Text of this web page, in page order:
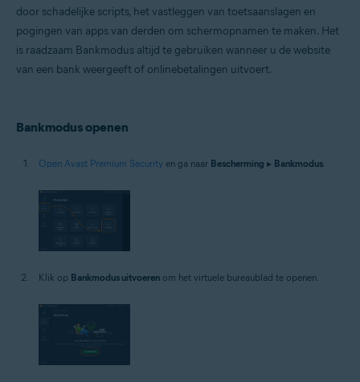
door schadelijke scripts, het vastleggen van toetsaanslagen en
pogingen van apps van derden om schermopnamen te maken. Het
is raadzaam Bankmodus altijd te gebruiken wanneer u de website
van een bank weergeeft of onlinebetalingen uitvoert.
Bankmodus openen
Open Avast Premium Security en ga naar Bescherming ▸ Bankmodus.
Klik op Bankmodus uitvoeren om het virtuele bureaublad te openen.